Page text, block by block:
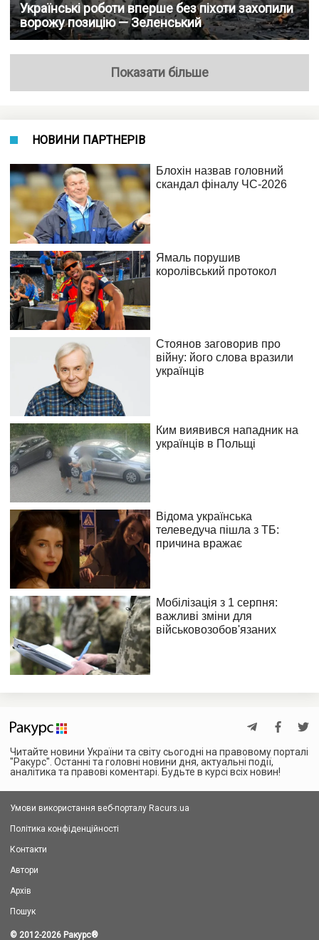
Українські роботи вперше без піхоти захопили
ворожу позицію — Зеленський
Показати більше
НОВИНИ ПАРТНЕРІВ
Читайте новини України та світу сьогодні на правовому порталі
"Ракурс". Останні та головні новини дня, актуальні події,
аналітика та правові коментарі. Будьте в курсі всіх новин!
Умови використання веб-порталу Racurs.ua
Політика конфіденційності
Контакти
Автори
Архів
Пошук
© 2012-2026 Ракурс®